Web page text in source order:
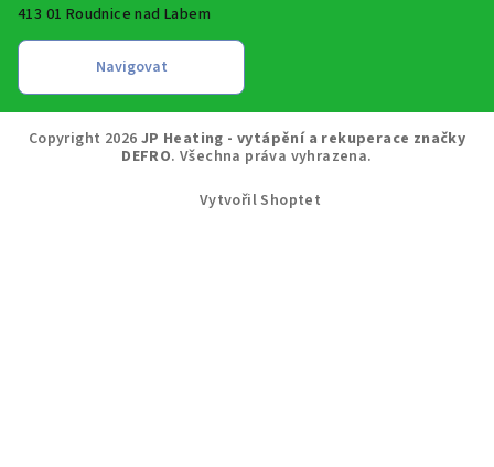
413 01 Roudnice nad Labem
Copyright 2026 JP Heating - vytápění a rekuperace značky
DEFRO. Všechna práva vyhrazena.
Vytvořil Shoptet